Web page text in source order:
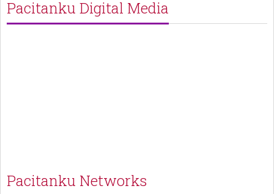
Pacitanku Digital Media
Pacitanku Networks